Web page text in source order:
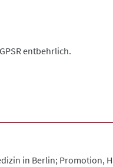
entbehrlich.
in Berlin; Promotion,